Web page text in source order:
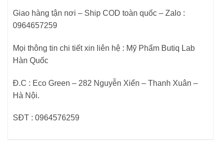
Giao hàng tận nơi – Ship COD toàn quốc – Zalo :
0964657259
Mọi thông tin chi tiết xin liên hệ : Mỹ Phẩm Butiq Lab
Hàn Quốc
Đ.C : Eco Green – 282 Nguyễn Xiển – Thanh Xuân –
Hà Nội.
SĐT : 0964576259